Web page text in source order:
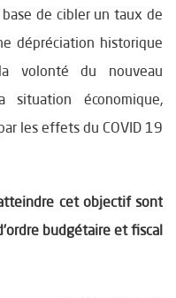
de cibler un taux de
dépréciation historique
volonté du nouveau
situation économique,
les effets du COVID 19.
cet objectif sont
budgétaire et fiscal.